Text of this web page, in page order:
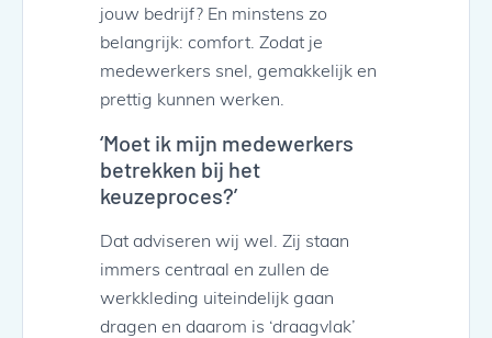
jouw bedrijf? En minstens zo
belangrijk: comfort. Zodat je
medewerkers snel, gemakkelijk en
prettig kunnen werken.
‘Moet ik mijn medewerkers
betrekken bij het
keuzeproces?’
Dat adviseren wij wel. Zij staan
immers centraal en zullen de
werkkleding uiteindelijk gaan
dragen en daarom is ‘draagvlak’